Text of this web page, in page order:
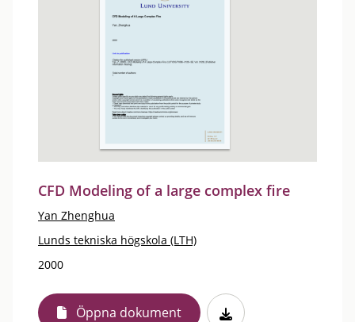
CFD Modeling of a large complex fire
Yan Zhenghua
Lunds tekniska högskola (LTH)
2000
Öppna dokument